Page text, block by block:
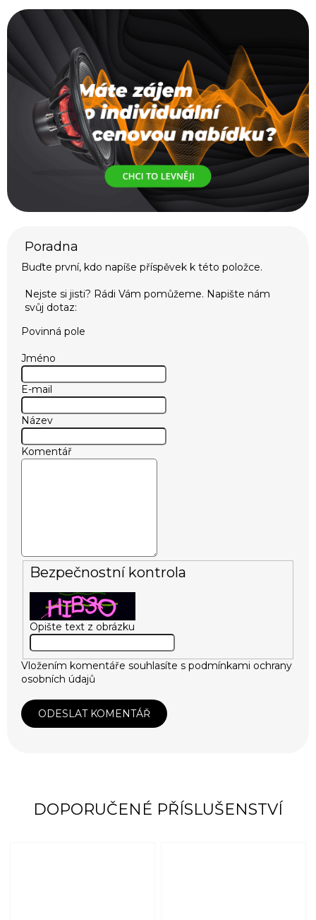
DOPORUČENÉ PŘÍSLUŠENSTVÍ
Buďte první, kdo napíše příspěvek k této položce.
Povinná pole
Jméno
E-mail
Název
Komentář
Bezpečnostní kontrola
Opište text z obrázku
Vložením komentáře souhlasíte s podmínkami ochrany
osobních údajů
ODESLAT KOMENTÁŘ